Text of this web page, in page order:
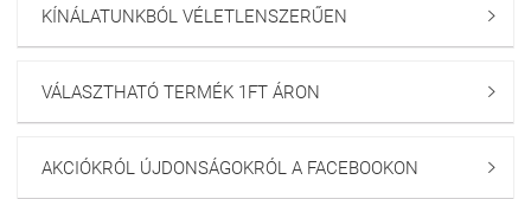
KÍNÁLATUNKBÓL VÉLETLENSZERŰEN 
VÁLASZTHATÓ TERMÉK 1FT ÁRON 
AKCIÓKRÓL ÚJDONSÁGOKRÓL A FACEBOOKON 